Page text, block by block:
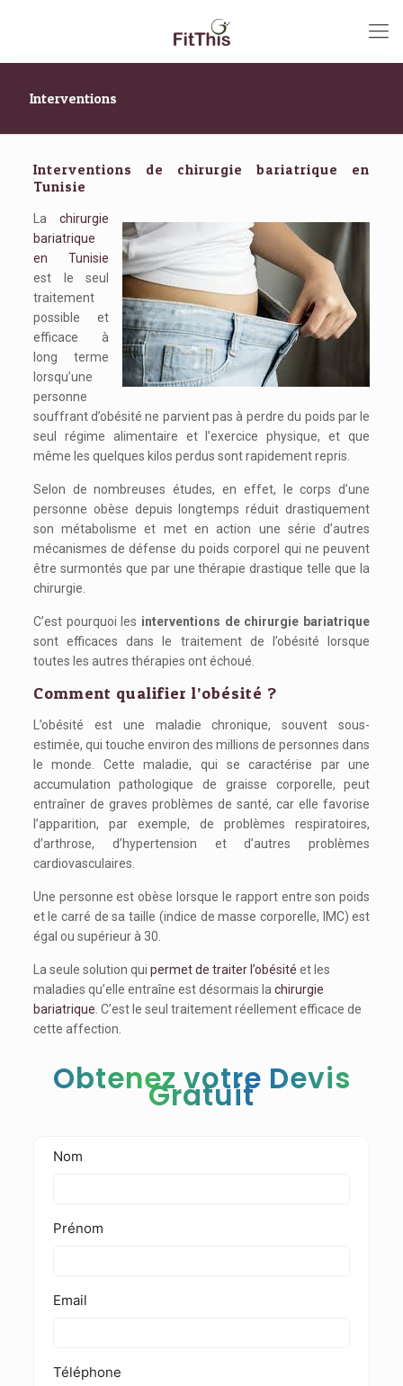
Interventions
Interventions de chirurgie bariatrique en
Tunisie
Lachirurgie
bariatrique
en Tunisie
est le seul
traitement
possible et
efficace à
long terme
lorsqu’une
personne
souffrant d’obésité ne parvient pas à perdre du poids par le
seul régime alimentaire et l’exercice physique, et que
même les quelques kilos perdus sont rapidement repris.
Selon de nombreuses études, en effet, le corps d’une
personne obèse depuis longtemps réduit drastiquement
son métabolisme et met en action une série d’autres
mécanismes de défense du poids corporel qui ne peuvent
être surmontés que par une thérapie drastique telle que la
chirurgie.
C’est pourquoi les interventions de chirurgie bariatrique
sont efficaces dans le traitement de l’obésité lorsque
toutes les autres thérapies ont échoué.
Comment qualifier l’obésité ?
L’obésité est une maladie chronique, souvent sous-
estimée, qui touche environ des millions de personnes dans
le monde. Cette maladie, qui se caractérise par une
accumulation pathologique de graisse corporelle, peut
entraîner de graves problèmes de santé, car elle favorise
l’apparition, par exemple, de problèmes respiratoires,
d’arthrose, d’hypertension et d’autres problèmes
cardiovasculaires.
Une personne est obèse lorsque le rapport entre son poids
et le carré de sa taille (indice de masse corporelle, IMC) est
égal ou supérieur à 30.
La seule solution qui permet de traiter l’obésité et les
maladies qu’elle entraîne est désormais la chirurgie
bariatrique . C’est le seul traitement réellement efficace de
cette affection.
Obtenez votre Devis
Gratuit